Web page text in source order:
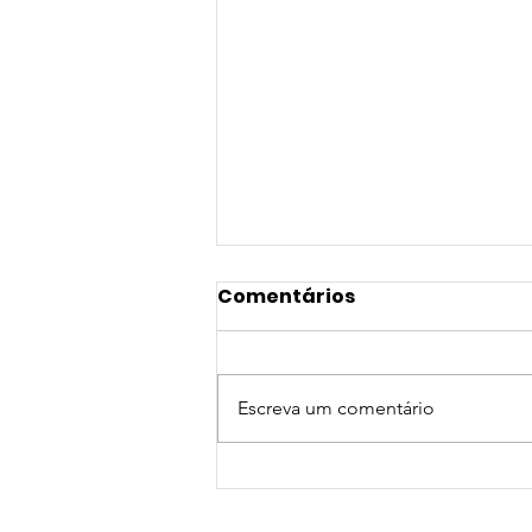
NOVA PARCERIA DE
Comentários
Escreva um comentário